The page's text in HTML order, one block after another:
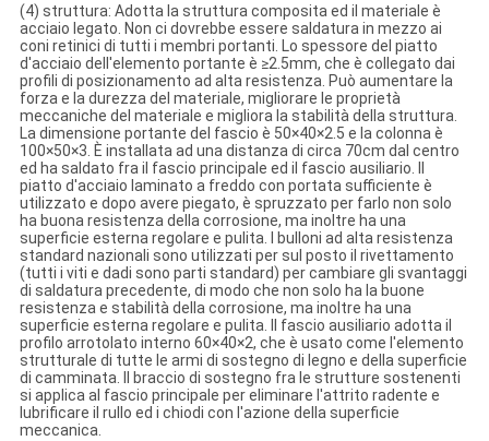
(4) struttura: Adotta la struttura composita ed il materiale è
acciaio legato. Non ci dovrebbe essere saldatura in mezzo ai
coni retinici di tutti i membri portanti. Lo spessore del piatto
d'acciaio dell'elemento portante è ≥2.5mm, che è collegato dai
profili di posizionamento ad alta resistenza. Può aumentare la
forza e la durezza del materiale, migliorare le proprietà
meccaniche del materiale e migliora la stabilità della struttura.
La dimensione portante del fascio è 50×40×2.5 e la colonna è
100×50×3. È installata ad una distanza di circa 70cm dal centro
ed ha saldato fra il fascio principale ed il fascio ausiliario. Il
piatto d'acciaio laminato a freddo con portata sufficiente è
utilizzato e dopo avere piegato, è spruzzato per farlo non solo
ha buona resistenza della corrosione, ma inoltre ha una
superficie esterna regolare e pulita. I bulloni ad alta resistenza
standard nazionali sono utilizzati per sul posto il rivettamento
(tutti i viti e dadi sono parti standard) per cambiare gli svantaggi
di saldatura precedente, di modo che non solo ha la buone
resistenza e stabilità della corrosione, ma inoltre ha una
superficie esterna regolare e pulita. Il fascio ausiliario adotta il
profilo arrotolato interno 60×40×2, che è usato come l'elemento
strutturale di tutte le armi di sostegno di legno e della superficie
di camminata. Il braccio di sostegno fra le strutture sostenenti
si applica al fascio principale per eliminare l'attrito radente e
lubrificare il rullo ed i chiodi con l'azione della superficie
meccanica.